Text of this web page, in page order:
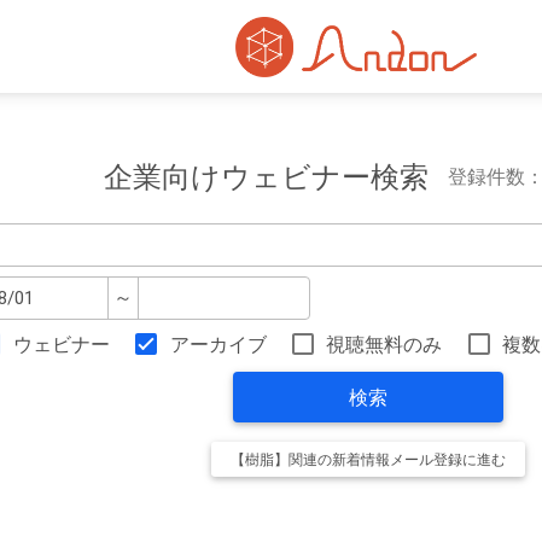
企業向けウェビナー検索 登録件数
～
ウェビナー アーカイブ 視聴無料のみ 複
検索
【樹脂】関連の新着情報メール登録に進む